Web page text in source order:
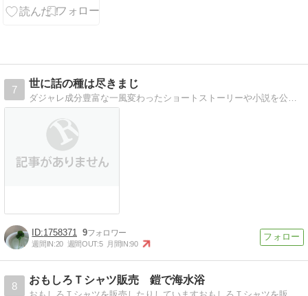
7
世に話の種は尽きまじ
ダジャレ成分豊富な一風変わったショートストーリーや小説を公開中。人とは違うオンリーワンの話を目指しています。
1758371 9
週間IN:20 週間OUT:5 月間IN:90
8
おもしろＴシャツ販売 鎧で海水浴